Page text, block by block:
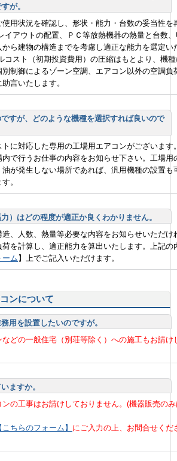
が。
使用状況を確認し、形状・能力・台数の妥当性を
イアウトの配置、ＰＣ等放熱機器の熱量と台数
から建物の構造までを考慮し適正な能力を選定い
コスト（初期投資費用）の圧縮はもとより、機
別制御によるゾーン空調、エアコン以外の空調負
言いたします。
すが、どのような機種を選択すれば良いので
に対応した専用の工場用エアコンがございます
で行うお仕事の内容をお知らせ下さい。工場用
油が発生しない場所であれば、汎用機種の設置も
。
）はどの程度が適正か良くわかりません。
、人数、熱量等必要な内容をお知らせいただけ
を計算し、適正能力を算出いたします。上記の
ーム 】上でご記入いただけます。
ンについて
用を設置したいのですが。
などの一般住宅（別荘等除く）への施工もお請け
ますか。
の工事はお請けしておりません。(機器販売の
こちらのフォーム】 にご入力の上、お問合せくだ